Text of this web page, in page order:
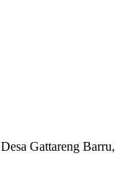
Gattareng Barru,